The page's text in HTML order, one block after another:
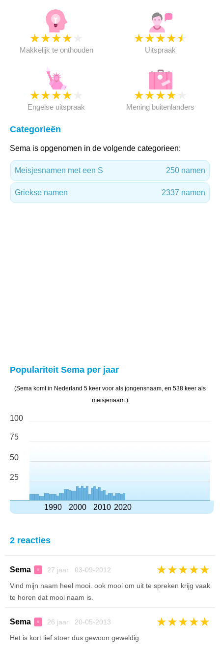
★★★★
Makkelijk te onthouden
★★★★★
Uitspraak
★★★★
Engelse uitspraak
★★★★
Mening buitenlanders
Categorieën
Sema is opgenomen in de volgende categorieen:
Meisjesnamen met een S 250 namen
Griekse namen 2337 namen
Populariteit Sema per jaar
(Sema komt in Nederland 5 keer voor als jongensnaam, en 538 keer als
meisjenaam.)
100
75
50
25
1990 2000 2010 2020
2 reacties
Sema ♀ 27 jaar 03-09-2012 ★★★★★
Vind mijn naam heel mooi. ook mooi om uit te spreken krijg vaak
te horen dat mooi naam is.
Sema ♀ 26 jaar 20-05-2013 ★★★★★
Het is kort lief stoer dus gewoon geweldig